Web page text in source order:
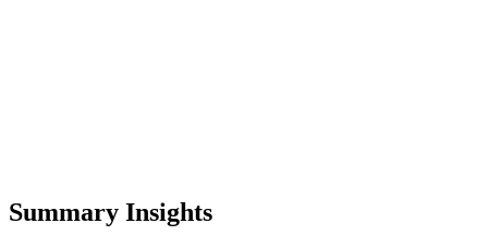
Summary Insights